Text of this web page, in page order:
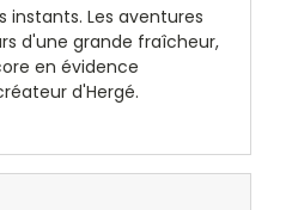
instants. Les aventures
d'une grande fraîcheur,
en évidence
d'Hergé.